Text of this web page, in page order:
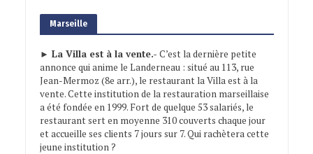
Marseille
► La Villa est à la vente.- C’est la dernière petite
annonce qui anime le Landerneau : situé au 113, rue
Jean-Mermoz (8e arr.), le restaurant la Villa est à la
vente. Cette institution de la restauration marseillaise
a été fondée en 1999. Fort de quelque 53 salariés, le
restaurant sert en moyenne 310 couverts chaque jour
et accueille ses clients 7 jours sur 7. Qui rachètera cette
jeune institution ?